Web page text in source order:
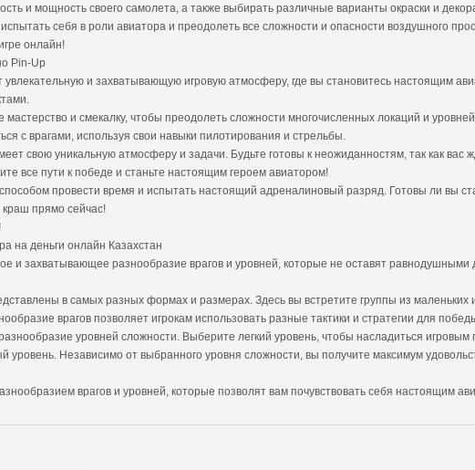
и мощность своего самолета, а также выбирать различные варианты окраски и
себя в роли авиатора и преодолеть все сложности и опасности воздушного
онлайн!
Pin-Up
увлекательную и захватывающую игровую атмосферу, где вы становитесь настоящим
мастерство и смекалку, чтобы преодолеть сложности многочисленных локаций и
с врагами, используя свои навыки пилотирования и стрельбы.
свою уникальную атмосферу и задачи. Будьте готовы к неожиданностям, так как вас
все пути к победе и станьте настоящим героем авиатором!
провести время и испытать настоящий адреналиновый разряд. Готовы ли вы
краш прямо сейчас!
на деньги онлайн Казахстан
и захватывающее разнообразие врагов и уровней, которые не оставят
в самых разных формах и размерах. Здесь вы встретите группы из маленьких
врагов позволяет игрокам использовать разные тактики и стратегии для
уровней сложности. Выберите легкий уровень, чтобы насладиться
уровень. Независимо от выбранного уровня сложности, вы получите максимум
врагов и уровней, которые позволят вам почувствовать себя настоящим